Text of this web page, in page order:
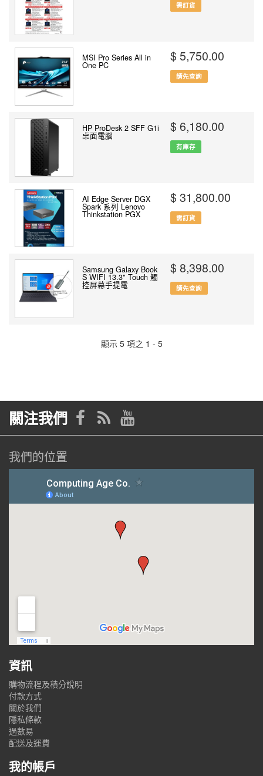
需訂貨
MSI Pro Series All in
One PC
$ 5,750.00
請先查詢
HP ProDesk 2 SFF G1i
桌面電腦
$ 6,180.00
有庫存
AI Edge Server DGX
Spark 系列 Lenovo
Thinkstation PGX
$ 31,800.00
需訂貨
Samsung Galaxy Book
S WIFI 13.3" Touch 觸
控屏幕手提電
$ 8,398.00
請先查詢
顯示 5 項之 1 - 5
關注我們
我們的位置
資訊
購物流程及積分說明
付款方式
關於我們
隱私條款
過數易
配送及運費
我的帳戶